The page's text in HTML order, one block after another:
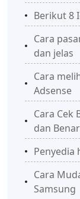
Berikut 8
Cara
dan jelas
Cara
Adsense
Cara Cek
dan Benar
Penyedia
Cara
Samsung